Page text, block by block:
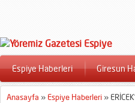
Espiye Haberleri Giresun
Anasayfa » Espiye Haberleri »